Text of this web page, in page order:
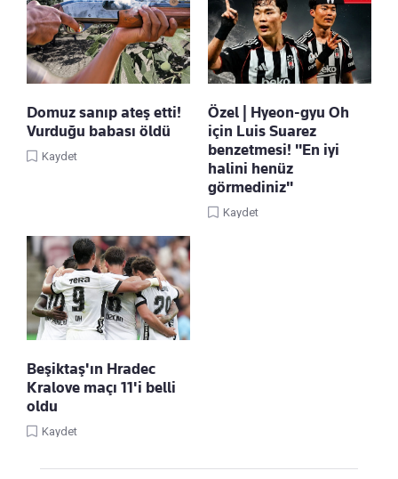
Domuz sanıp ateş etti!
Vurduğu babası öldü
Kaydet
Özel | Hyeon-gyu Oh
için Luis Suarez
benzetmesi! "En iyi
halini henüz
görmediniz"
Kaydet
Beşiktaş'ın Hradec
Kralove maçı 11'i belli
oldu
Kaydet